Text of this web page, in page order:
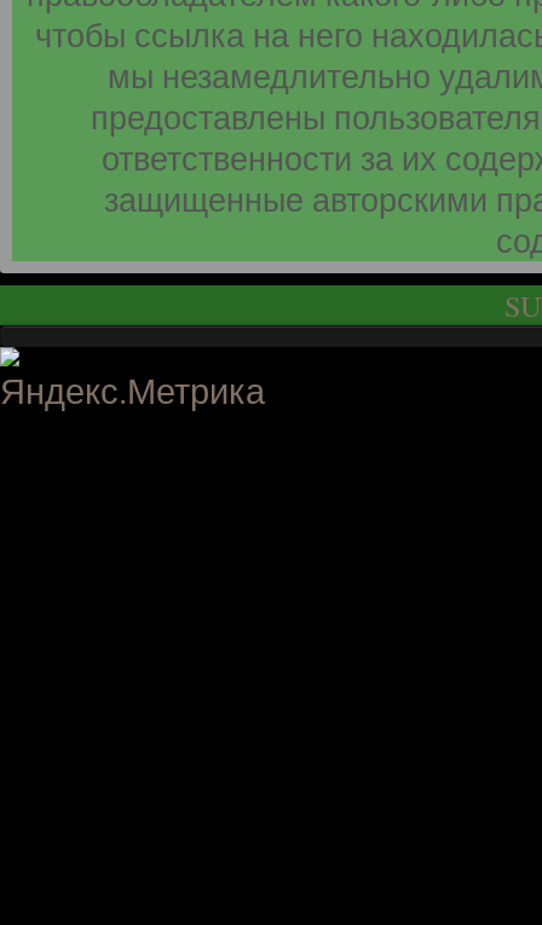
чтобы ссылка на него
мы незамедлительно
предоставлены
ответственности за их
защищенные авторскими